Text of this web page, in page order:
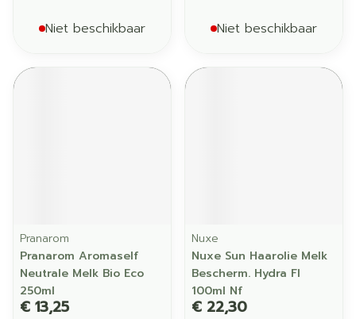
Niet beschikbaar Niet beschikbaar
Pranarom
Pranarom Aromaself
Neutrale Melk Bio Eco
250ml
€ 13,25
Nuxe
Nuxe Sun Haarolie Melk
Bescherm. Hydra Fl
100ml Nf
€ 22,30